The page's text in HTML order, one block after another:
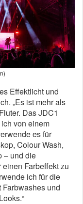
Effektlicht und
„Es ist mehr als
Das JDC1
von einem
es für
Colour Wash,
– und die
Farbeffekt zu
ich für die
und